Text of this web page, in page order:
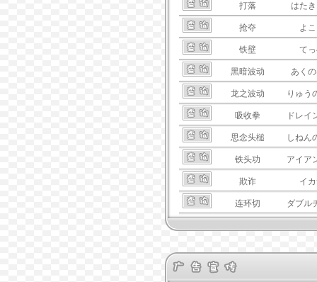
打落 はた
抢夺 よ
铁壁 て
黑暗波动 あく
龙之波动 りゅう
吸收拳 ドレイ
思念头槌 しねん
铁头功 アイア
欺诈 イ
连环切 ダブル